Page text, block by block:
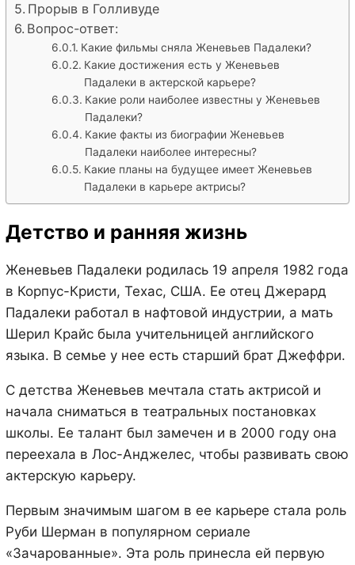
Прорыв в Голливуде
Вопрос-ответ:
Какие фильмы сняла Женевьев Падалеки?
Какие достижения есть у Женевьев
Падалеки в актерской карьере?
Какие роли наиболее известны у Женевьев
Падалеки?
Какие факты из биографии Женевьев
Падалеки наиболее интересны?
Какие планы на будущее имеет Женевьев
Падалеки в карьере актрисы?
Детство и ранняя жизнь
Женевьев Падалеки родилась 19 апреля 1982 года
в Корпус-Кристи, Техас, США. Ее отец Джерард
Падалеки работал в нафтовой индустрии, а мать
Шерил Крайс была учительницей английского
языка. В семье у нее есть старший брат Джеффри.
С детства Женевьев мечтала стать актрисой и
начала сниматься в театральных постановках
школы. Ее талант был замечен и в 2000 году она
переехала в Лос-Анджелес, чтобы развивать свою
актерскую карьеру.
Первым значимым шагом в ее карьере стала роль
Руби Шерман в популярном сериале
«Зачарованные». Эта роль принесла ей первую